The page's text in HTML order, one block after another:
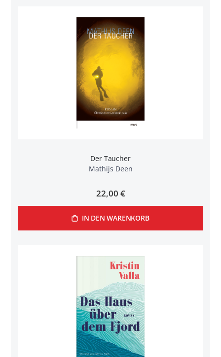
Der Taucher
Mathijs Deen
22,00 €
IN DEN WARENKORB